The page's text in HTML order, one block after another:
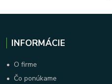
INFORMÁCIE
• O firme
• Čo ponúkame